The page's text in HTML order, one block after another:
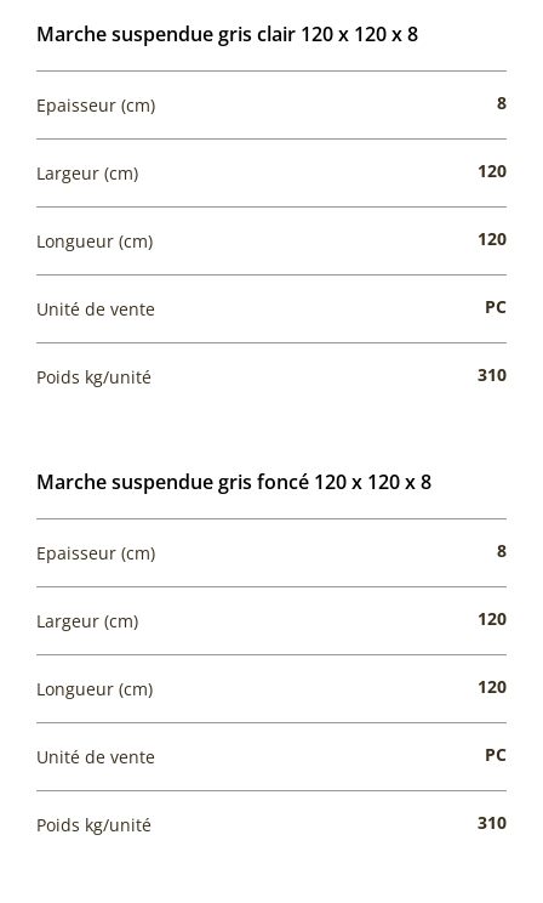
Marche suspendue gris clair 120 x 120 x 8
Epaisseur (cm) 8
Largeur (cm) 120
Longueur (cm) 120
Unité de vente PC
Poids kg/unité 310
Marche suspendue gris foncé 120 x 120 x 8
Epaisseur (cm) 8
Largeur (cm) 120
Longueur (cm) 120
Unité de vente PC
Poids kg/unité 310